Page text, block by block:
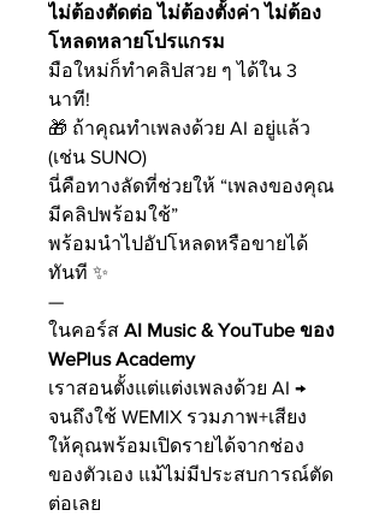
ไม่ต้องตัดต่อ ไม่ต้องตั้งค่า ไม่ต้อง
โหลดหลายโปรแกรม
มือใหม่ก็ทำคลิปสวย ๆ ได้ใน 3
นาที!
🎁 ถ้าคุณทำเพลงด้วย AI อยู่แล้ว
(เช่น SUNO)
นี่คือทางลัดที่ช่วยให้ “เพลงของคุณ
มีคลิปพร้อมใช้”
พร้อมนำไปอัปโหลดหรือขายได้
ทันที ✨
—
ในคอร์ส AI Music & YouTube ของ
WePlus Academy
เราสอนตั้งแต่แต่งเพลงด้วย AI →
จนถึงใช้ WEMIX รวมภาพ+เสียง
ให้คุณพร้อมเปิดรายได้จากช่อง
ของตัวเอง แม้ไม่มีประสบการณ์ตัด
ต่อเลย